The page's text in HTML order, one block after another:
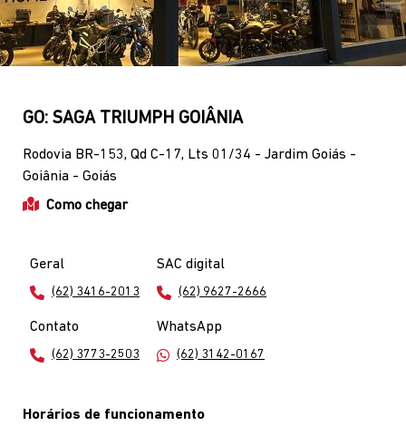
Horários de funcionamento
Showroom
Segunda a sexta, das 8h às 18h.